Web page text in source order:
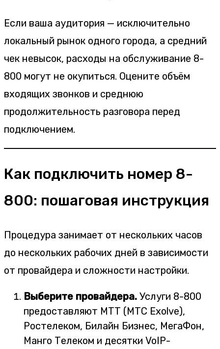
Если ваша аудитория — исключительно
локальный рынок одного города, а средний
чек невысок, расходы на обслуживание 8-
800 могут не окупиться. Оцените объём
входящих звонков и среднюю
продолжительность разговора перед
подключением.
Как подключить номер 8-
800: пошаговая инструкция
Процедура занимает от нескольких часов
до нескольких рабочих дней в зависимости
от провайдера и сложности настройки.
Выберите провайдера. Услуги 8-800
предоставляют МТТ (МТС Exolve),
Ростелеком, Билайн Бизнес, МегаФон,
Манго Телеком и десятки VoIP-